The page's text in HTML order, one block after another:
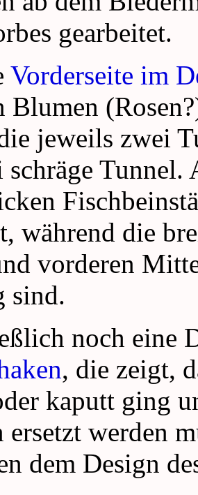
gearbeitet.
Vorderseite im
Blumen
jeweils zwei
schräge
während die
vorderen
sind.
noch eine
, die zeigt,
kaputt ging
ersetzt werden
dem Design